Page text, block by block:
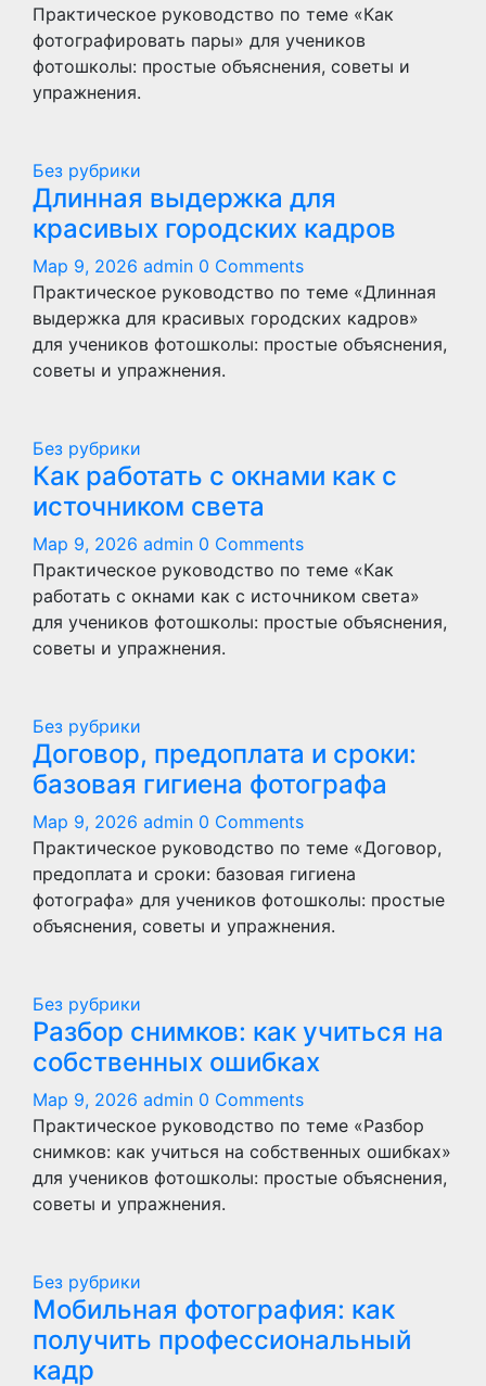
Практическое руководство по теме «Как
фотографировать пары» для учеников
фотошколы: простые объяснения, советы и
упражнения.
Без рубрики
Длинная выдержка для
красивых городских кадров
Мар 9, 2026 admin 0 Comments
Практическое руководство по теме «Длинная
выдержка для красивых городских кадров»
для учеников фотошколы: простые объяснения,
советы и упражнения.
Без рубрики
Как работать с окнами как с
источником света
Мар 9, 2026 admin 0 Comments
Практическое руководство по теме «Как
работать с окнами как с источником света»
для учеников фотошколы: простые объяснения,
советы и упражнения.
Без рубрики
Договор, предоплата и сроки:
базовая гигиена фотографа
Мар 9, 2026 admin 0 Comments
Практическое руководство по теме «Договор,
предоплата и сроки: базовая гигиена
фотографа» для учеников фотошколы: простые
объяснения, советы и упражнения.
Без рубрики
Разбор снимков: как учиться на
собственных ошибках
Мар 9, 2026 admin 0 Comments
Практическое руководство по теме «Разбор
снимков: как учиться на собственных ошибках»
для учеников фотошколы: простые объяснения,
советы и упражнения.
Без рубрики
Мобильная фотография: как
получить профессиональный
кадр